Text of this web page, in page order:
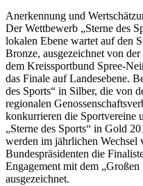
Anerkennung und
Der Wettbewerb „Sterne des
lokalen Ebene wartet auf den
Bronze, ausgezeichnet von
dem Kreissportbund Spree-
das Finale auf Landesebene.
des Sports“ in Silber, die von
regionalen
konkurrieren die Sportvereine
„Sterne des Sports“ in Gold
werden im jährlichen Wechsel
Bundespräsidenten die
Engagement mit dem
ausgezeichnet.